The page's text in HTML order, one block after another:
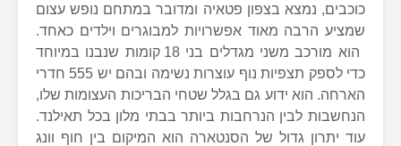
כוכבים, נמצא בצפון פטאיה ומדובר במתחם נופש עצום
שמציע הרבה מאוד אפשרויות למבוגרים וילדים כאחד.
הוא מורכב משני מגדלים בני 18 קומות שנבנו במיוחד
כדי לספק תצפיות נוף עוצרות נשימה ובהם יש 555 חדרי
הארחה. הוא ידוע גם בגלל שטחי הבריכות העצומות שלו,
הנחשבות לבין הנרחבות ביותר בבתי מלון בכל תאילנד.
עוד יתרון גדול של הסנטארה הוא המיקום בין חוף וונג